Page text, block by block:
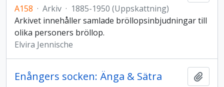
A158 · Arkiv · 1885-1950 (Uppskattning)
Arkivet innehåller samlade bröllopsinbjudningar till
olika personers bröllop.
Elvira Jennische
Enångers socken: Änga & Sätra